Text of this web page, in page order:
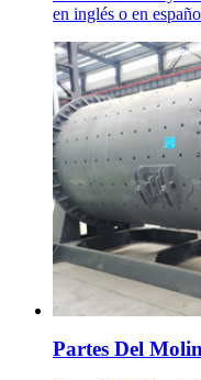
en inglés o en
Partes Del